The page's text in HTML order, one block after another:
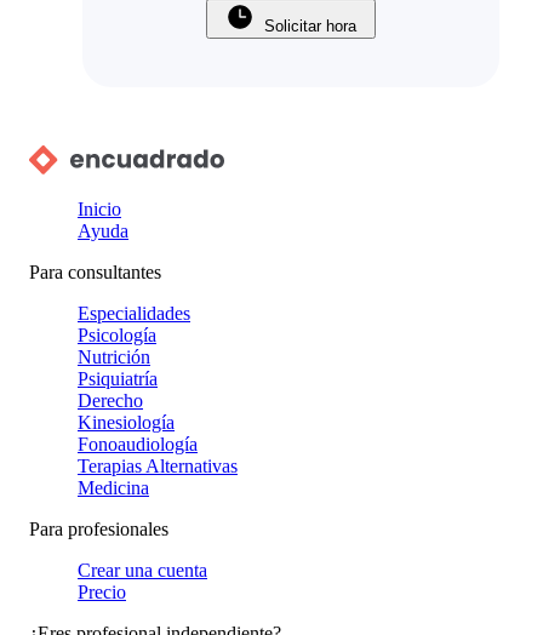
Solicitar hora
Inicio
Ayuda
Para consultantes
Especialidades
Psicología
Nutrición
Psiquiatría
Derecho
Kinesiología
Fonoaudiología
Terapias Alternativas
Medicina
Para profesionales
Crear una cuenta
Precio